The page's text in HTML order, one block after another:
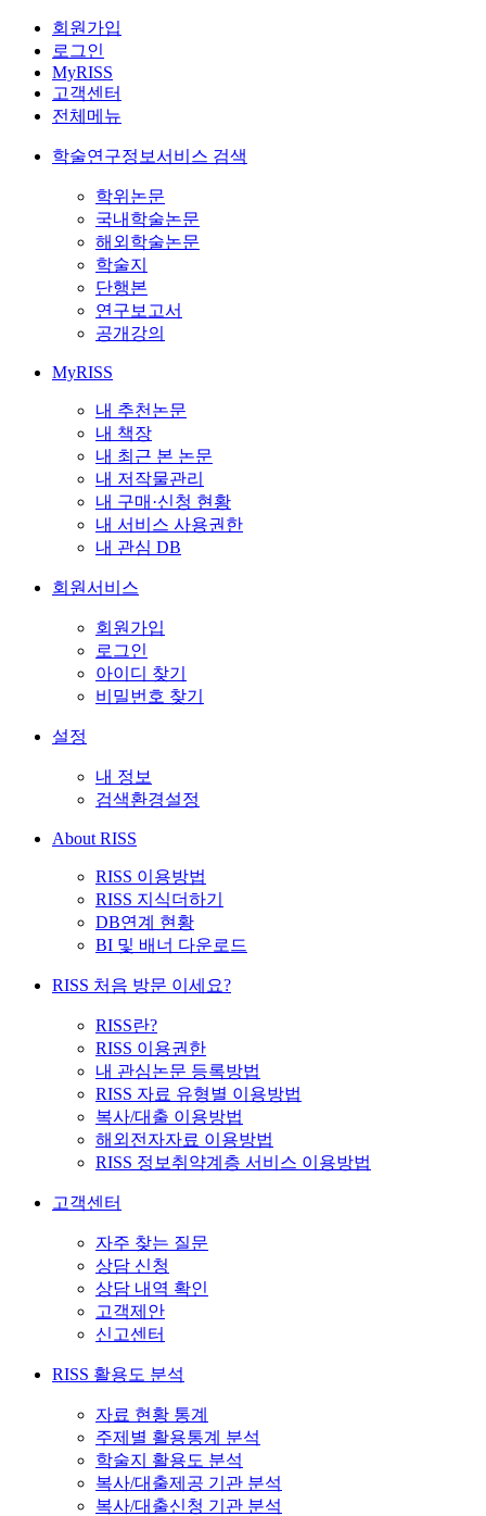
회원가입
로그인
MyRISS
고객센터
전체메뉴
학술연구정보서비스 검색
학위논문
국내학술논문
해외학술논문
학술지
단행본
연구보고서
공개강의
MyRISS
내 추천논문
내 책장
내 최근 본 논문
내 저작물관리
내 구매·신청 현황
내 서비스 사용권한
내 관심 DB
회원서비스
회원가입
로그인
아이디 찾기
비밀번호 찾기
설정
내 정보
검색환경설정
About RISS
RISS 이용방법
RISS 지식더하기
DB연계 현황
BI 및 배너 다운로드
RISS 처음 방문 이세요?
RISS란?
RISS 이용권한
내 관심논문 등록방법
RISS 자료 유형별 이용방법
복사/대출 이용방법
해외전자자료 이용방법
RISS 정보취약계층 서비스 이용방법
고객센터
자주 찾는 질문
상담 신청
상담 내역 확인
고객제안
신고센터
RISS 활용도 분석
자료 현황 통계
주제별 활용통계 분석
학술지 활용도 분석
복사/대출제공 기관 분석
복사/대출신청 기관 분석